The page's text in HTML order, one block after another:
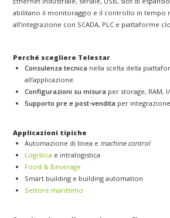
abilitano il monitoraggio e il controllo in tempo
all’integrazione con SCADA, PLC e piattaforme
Perché scegliere Telestar
Consulenza tecnica nella scelta della
all’applicazione.
Configurazioni su misura per storage, RAM,
Supporto pre e post-vendita per
Applicazioni tipiche
Automazione di linea e machine control
Logistica e intralogistica
Food & Beverage
Smart building e building automation
Settore marittimo